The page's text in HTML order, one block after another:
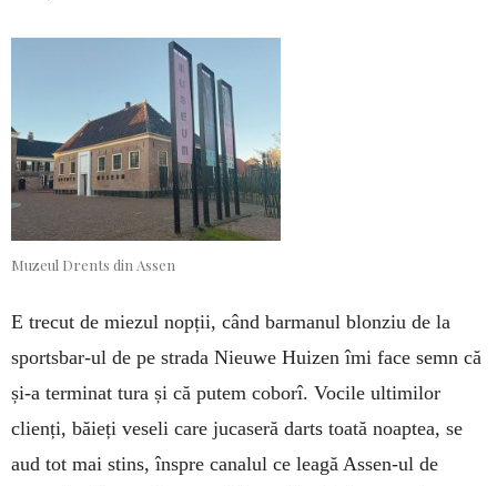
Muzeul Drents din Assen
E trecut de miezul nopții, când barmanul blonziu de la
sportsbar-ul de pe strada Nieuwe Huizen îmi fa­ce semn că
și-a terminat tura și că putem coborî. Vo­cile ultimilor
clienți, bă­ieți veseli care jucaseră darts toată noaptea, se
aud tot mai stins, înspre canalul ce leagă Assen-ul de